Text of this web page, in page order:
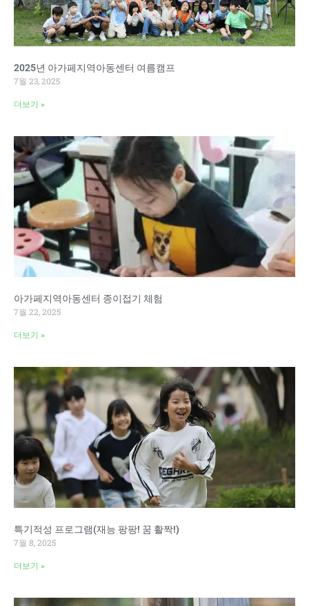
2025년 아가페지역아동센터 여름캠프
7월 23, 2025
더보기 »
아가페지역아동센터 종이접기 체험
7월 22, 2025
더보기 »
특기적성 프로그램(재능 팡팡! 꿈 활짝!)
7월 8, 2025
더보기 »